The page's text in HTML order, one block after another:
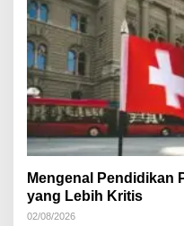
Mengenal Pendidikan
yang Lebih Kritis
02/08/2026